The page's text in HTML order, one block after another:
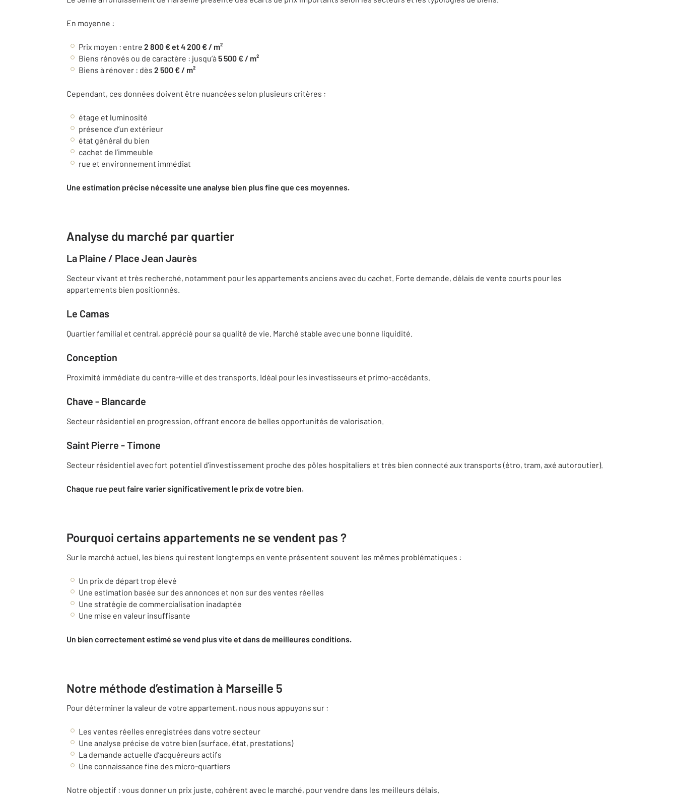
En moyenne :
Prix moyen : entre 2 800 € et 4 200 € / m²
Biens rénovés ou de caractère : jusqu’à 5 500 € / m²
Biens à rénover : dès 2 500 € / m²
Cependant, ces données doivent être nuancées selon plusieurs critères :
étage et luminosité
présence d’un extérieur
état général du bien
cachet de l’immeuble
rue et environnement immédiat
Une estimation précise nécessite une analyse bien plus fine que ces moyennes.
Analyse du marché par quartier
La Plaine / Place Jean Jaurès
Secteur vivant et très recherché, notamment pour les appartements anciens avec du cachet. Forte demande, délais de vente courts pour les
appartements bien positionnés.
Le Camas
Quartier familial et central, apprécié pour sa qualité de vie. Marché stable avec une bonne liquidité.
Conception
Proximité immédiate du centre-ville et des transports. Idéal pour les investisseurs et primo-accédants.
Chave - Blancarde
Secteur résidentiel en progression, offrant encore de belles opportunités de valorisation.
Saint Pierre - Timone
Secteur résidentiel avec fort potentiel d'investissement proche des pôles hospitaliers et très bien connecté aux transports (étro, tram, axé autoroutier).
Chaque rue peut faire varier significativement le prix de votre bien.
Pourquoi certains appartements ne se vendent pas ?
Sur le marché actuel, les biens qui restent longtemps en vente présentent souvent les mêmes problématiques :
Un prix de départ trop élevé
Une estimation basée sur des annonces et non sur des ventes réelles
Une stratégie de commercialisation inadaptée
Une mise en valeur insuffisante
Un bien correctement estimé se vend plus vite et dans de meilleures conditions.
Notre méthode d’estimation à Marseille 5
Pour déterminer la valeur de votre appartement, nous nous appuyons sur :
Les ventes réelles enregistrées dans votre secteur
Une analyse précise de votre bien (surface, état, prestations)
La demande actuelle d’acquéreurs actifs
Une connaissance fine des micro-quartiers
Notre objectif : vous donner un prix juste, cohérent avec le marché, pour vendre dans les meilleurs délais.